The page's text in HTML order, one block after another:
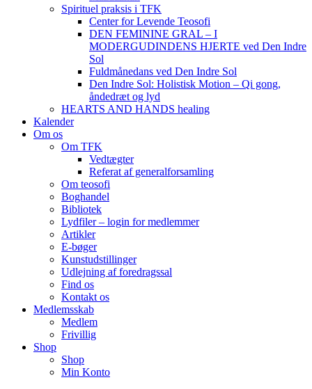
Spirituel praksis i TFK
Center for Levende Teosofi
DEN FEMININE GRAL – I
MODERGUDINDENS HJERTE ved Den Indre
Sol
Fuldmånedans ved Den Indre Sol
Den Indre Sol: Holistisk Motion – Qi gong,
åndedræt og lyd
HEARTS AND HANDS healing
Kalender
Om os
Om TFK
Vedtægter
Referat af generalforsamling
Om teosofi
Boghandel
Bibliotek
Lydfiler – login for medlemmer
Artikler
E-bøger
Kunstudstillinger
Udlejning af foredragssal
Find os
Kontakt os
Medlemsskab
Medlem
Frivillig
Shop
Shop
Min Konto